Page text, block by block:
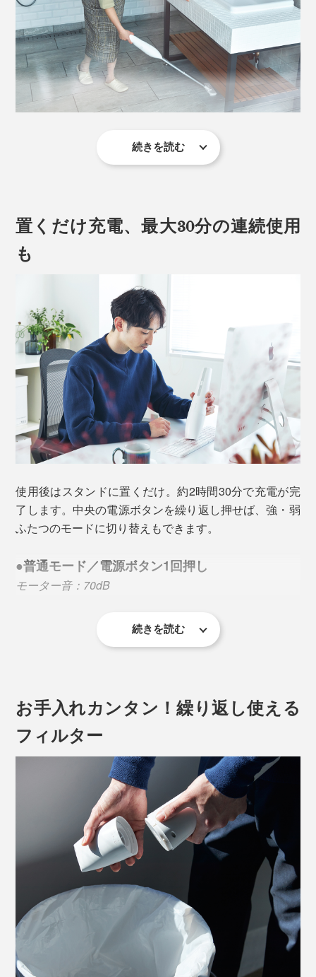
充電スタンドも、クリーナーと一体化するミニマムなデ
ザイン。上辺と底辺が水平にデザインされており、横か
ら見ても美しい。
本体の裏面にさりげなく凹みが施され、握ったときに手
にフィットする配慮にも感動します。
ダストボックスの中が見えない仕様だから不潔感も一切
なく、テーブルや棚の上にも置ける清潔なセカンドクリ
ーナーです。
ンパクトながら驚異の吸引力を実現しました。
さらに本体内部には、ステンレス製フィルターに加え、
0.3μmの微細なゴミ粒子を99.97％捕集する高性能HEPA
フィルターを採用。二重フィルター構造で、細かい塵や
ホコリをしっかりキャッチし、クリーンな空気を排出し
ます。
やプロテインなど、広い範囲にはロングノズルが重宝。
階段のお掃除も楽々です。
本体＋中継用ノズルA＋ワイドヘッド
本棚の上やサイドボードの上など、高い位置にある面の
ホコリを吸い取るなら、中継ノズルを1つにして使って
平に倒せるしなやかさで使い勝手バツグン。
本体＋すき間用ノズル
窓のサッシ、冷蔵庫と壁の隙間にたまったホコリ、シュ
ーズボックスの土汚れ、食品ストッカーや冷蔵庫の野菜
室など、狭い場所のピンポイント掃除に。エアコンのフ
ィルターお手入れ時やキーボードのゴミ吸い取りにも便
利です。
続きを読む
置くだけ充電、最大30分の連続使用
も
使用後はスタンドに置くだけ。約2時間30分で充電が完
了します。中央の電源ボタンを繰り返し押せば、強・弱
ふたつのモードに切り替えもできます。
●普通モード／電源ボタン1回押し
モーター音：70dB
1度の充電で最大30分間の連続使用ができる省エネモー
●強モード／電源ボタン2回押し
続きを読む
お手入れカンタン！繰り返し使える
フィルター